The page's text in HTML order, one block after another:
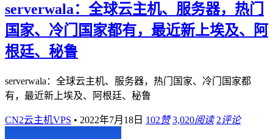
serverwala：全球云主机、服务器，热门
国家、冷门国家都有，最近新上埃及、阿
根廷、秘鲁
serverwala：全球云主机、服务器，热门国家、冷门国家都
有，最近新上埃及、阿根廷、秘鲁
CN2云主机VPS • 2022年7月18日 102赞 3,020阅读 2评论